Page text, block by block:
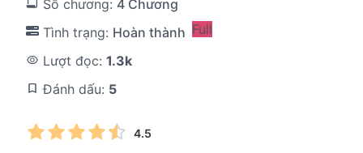
Số chương: 4 Chương
Tình trạng: Hoàn thành Full
Lượt đọc: 1.3k
Đánh dấu: 5
4.5